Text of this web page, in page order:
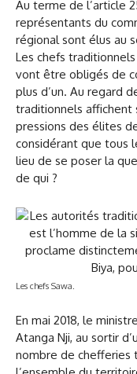
Au terme de l’article
représentants du
régional sont élus au
Les chefs
vont être obligés de
plus d’un. Au regard
traditionnels affichent
pressions des élites
considérant que tous
lieu de se poser la
de qui ?
Les chefs Sawa.
En mai 2018, le
Atanga Nji, au sortir
nombre de chefferies